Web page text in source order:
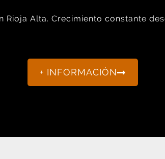
Rioja Alta. Crecimiento constante
+ INFORMACIÓN